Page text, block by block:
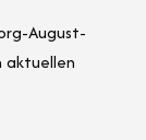
August-